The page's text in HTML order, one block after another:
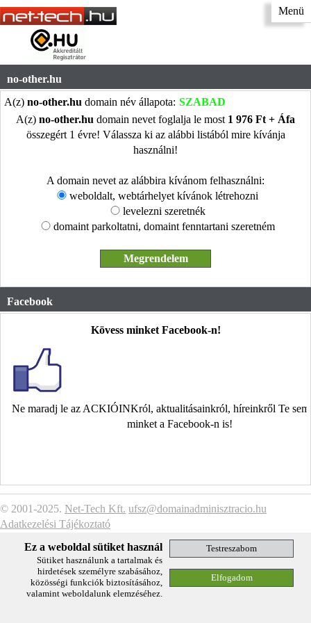
Menü
no-other.hu
A(z) no-other.hu domain név állapota: SZABAD
A(z) no-other.hu domain nevet foglalja le most 1 976 Ft + Áfa
összegért 1 évre! Válassza ki az alábbi listából mire kívánja
használni!
A domain nevet az alábbira kívánom felhasználni:
weboldalt, webtárhelyet kívánok létrehozni
levelezni szeretnék
domaint parkoltatni, domaint fenntartani szeretném
Facebook
Kövess minket Facebook-n!
Ne maradj le az ACKIÓINKról, aktualitásainkról, híreinkről Te
minket a Facebook-n is!
© 2001-2025. Net-Tech Kft. ufsz@domainadminisztracio.hu
Adatkezelési Tájékoztató
Ez a weboldal sütiket használ
Sütiket használunk a tartalmak és
hirdetések személyre szabásához,
közösségi funkciók biztosításához,
valamint weboldalunk elemzéséhez.